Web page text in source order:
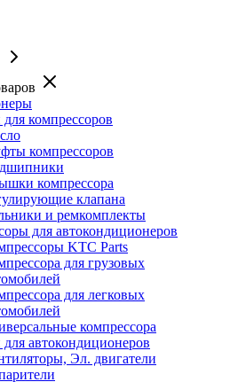
для компрессоров
компрессоров
компрессора
клапана
и ремкомплекты
для автокондиционеров
KTC Parts
для грузовых
для легковых
компрессора
для автокондиционеров
Эл. двигатели